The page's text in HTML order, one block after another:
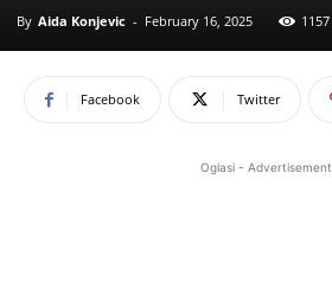
By Aida Konjevic - February 16, 2025 1157
Facebook Twitter
Oglasi - Advertisement